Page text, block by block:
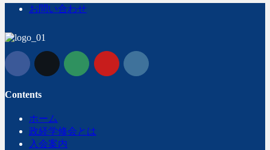
お問い合わせ
Contents
ホーム
政経学修会とは
入会案内